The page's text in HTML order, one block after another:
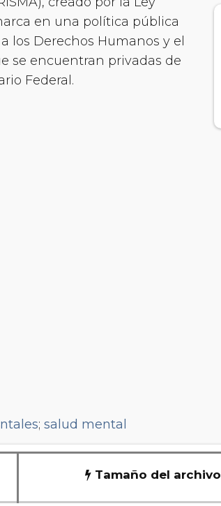
en una política pública
los Derechos Humanos y el
se encuentran privadas de
Federal.
; salud mental
Tamaño del archivo